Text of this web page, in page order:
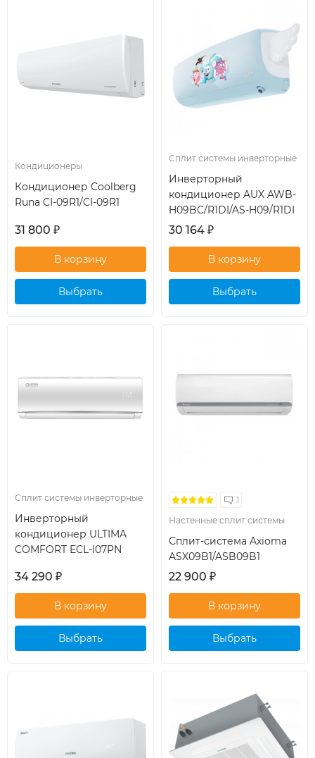
Кондиционеры
Кондиционер Coolberg
Runa CI-09R1/CI-09R1
31 800 ₽
Выбрать
Сплит системы инверторные
Инверторный
кондиционер AUX AWB-
H09BC/R1DI/AS-H09/R1DI
30 164 ₽
Выбрать
Сплит системы инверторные
Инверторный
кондиционер ULTIMA
COMFORT ECL-I07PN
34 290 ₽
Выбрать
1
Настенные сплит системы
Сплит-система Axioma
ASX09B1/ASB09B1
22 900 ₽
Выбрать